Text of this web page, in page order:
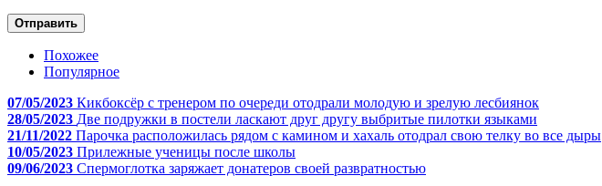
Отправить
Похожее
Популярное
07/05/2023 Кикбоксёр с тренером по очереди отодрали молодую и зрелую лесбиянок
28/05/2023 Две подружки в постели ласкают друг другу выбритые пилотки языками
21/11/2022 Парочка расположилась рядом с камином и хахаль отодрал свою телку во все дыры
10/05/2023 Прилежные ученицы после школы
09/06/2023 Спермоглотка заряжает донатеров своей развратностью